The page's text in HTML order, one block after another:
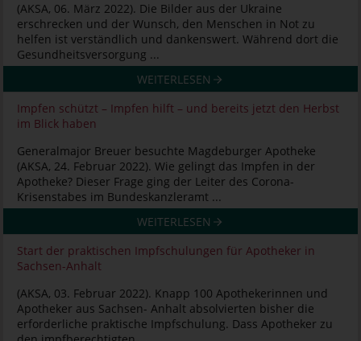
(AKSA, 06. März 2022). Die Bilder aus der Ukraine
erschrecken und der Wunsch, den Menschen in Not zu
helfen ist verständlich und dankenswert. Während dort die
Gesundheitsversorgung ...
WEITERLESEN
Impfen schützt – Impfen hilft – und bereits jetzt den Herbst
im Blick haben
Generalmajor Breuer besuchte Magdeburger Apotheke
(AKSA, 24. Februar 2022). Wie gelingt das Impfen in der
Apotheke? Dieser Frage ging der Leiter des Corona-
Krisenstabes im Bundeskanzleramt ...
WEITERLESEN
Start der praktischen Impfschulungen für Apotheker in
Sachsen-Anhalt
(AKSA, 03. Februar 2022). Knapp 100 Apothekerinnen und
Apotheker aus Sachsen- Anhalt absolvierten bisher die
erforderliche praktische Impfschulung. Dass Apotheker zu